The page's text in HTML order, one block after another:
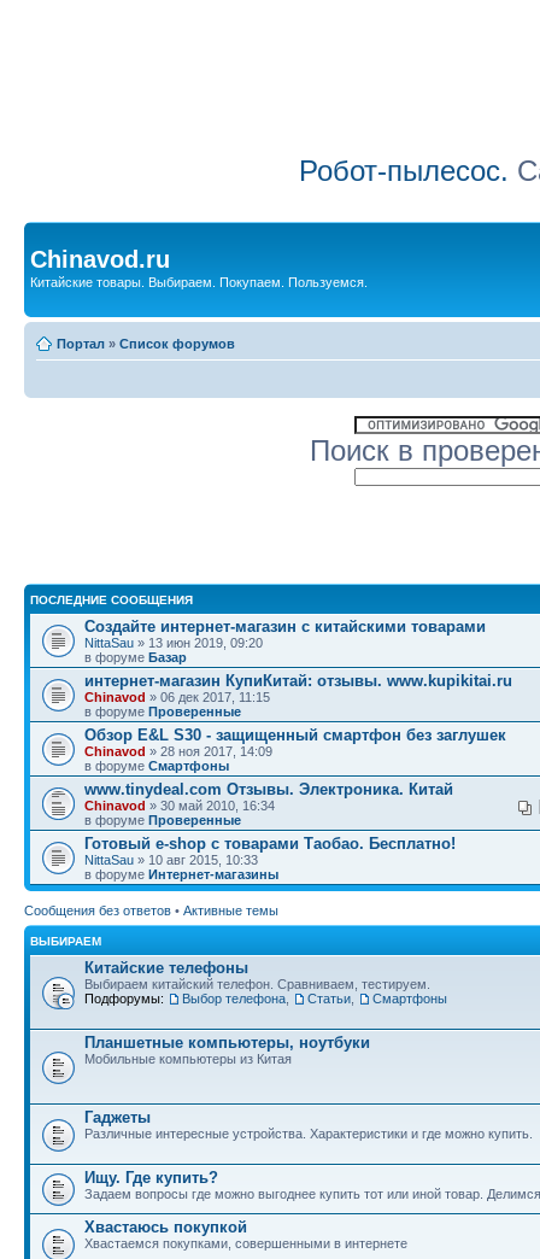
Робот-пылесос.
Chinavod.ru
Китайские товары. Выбираем. Покупаем. Пользуемся.
Портал » Список форумов
Поиск в
ПОСЛЕДНИЕ СООБЩЕНИЯ
Создайте интернет-магазин с китайскими товарами
NittaSau » 13 июн 2019, 09:20
в форуме Базар
интернет-магазин КупиКитай: отзывы. www.kupikitai.ru
Chinavod » 06 дек 2017, 11:15
в форуме Проверенные
Обзор E&L S30 - защищенный смартфон без заглушек
Chinavod » 28 ноя 2017, 14:09
в форуме Смартфоны
www.tinydeal.com Отзывы. Электроника. Китай
Chinavod » 30 май 2010, 16:34
в форуме Проверенные
Готовый e-shop с товарами Таобао. Бесплатно!
NittaSau » 10 авг 2015, 10:33
в форуме Интернет-магазины
Сообщения без ответов • Активные темы
ВЫБИРАЕМ
Китайские телефоны
Выбираем китайский телефон. Сравниваем, тестируем.
Подфорумы:
Выбор телефона Статьи Смартфоны
Планшетные компьютеры, ноутбуки
Мобильные компьютеры из Китая
Гаджеты
Различные интересные устройства. Характеристики и где можно купить.
Ищу. Где купить?
Задаем вопросы где можно выгоднее купить тот или иной товар.
Хвастаюсь покупкой
Хвастаемся покупками, совершенными в интернете